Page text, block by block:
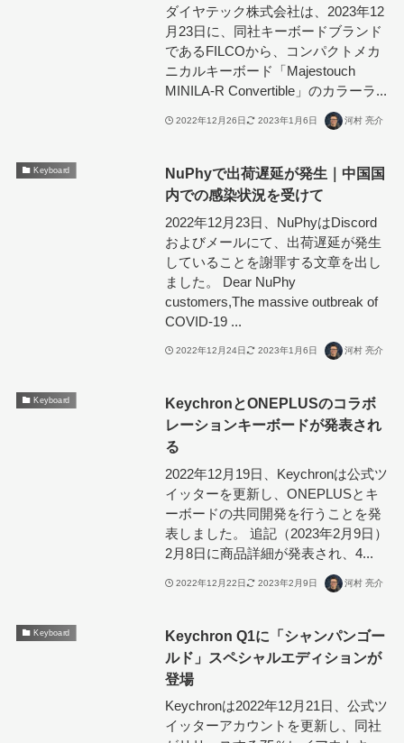
ダイヤテック株式会社は、2023年12
月23日に、同社キーボードブランド
であるFILCOから、コンパクトメカ
ニカルキーボード「Majestouch
MINILA-R Convertible」のカラーラ...
2022年12月26日 2023年1月6日 河村 亮介
Keyboard
NuPhyで出荷遅延が発生｜中国国
内での感染状況を受けて
2022年12月23日、NuPhyはDiscord
およびメールにて、出荷遅延が発生
していることを謝罪する文章を出し
ました。 Dear NuPhy
customers,The massive outbreak of
COVID-19 ...
2022年12月24日 2023年1月6日 河村 亮介
Keyboard
KeychronとONEPLUSのコラボ
レーションキーボードが発表され
る
2022年12月19日、Keychronは公式ツ
イッターを更新し、ONEPLUSとキ
ーボードの共同開発を行うことを発
表しました。 追記（2023年2月9日）
2月8日に商品詳細が発表され、4...
2022年12月22日 2023年2月9日 河村 亮介
Keyboard
Keychron Q1に「シャンパンゴー
ルド」スペシャルエディションが
登場
Keychronは2022年12月21日、公式ツ
イッターアカウントを更新し、同社